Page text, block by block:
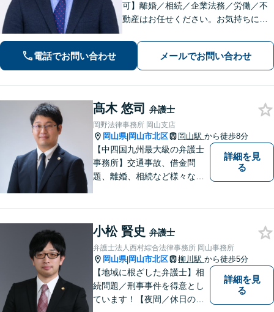
可】離婚／相続／企業法務／労働／不
動産はお任せください。お気持ちに寄
「こんなこと弁護士に相談してもいい
のかな」と思うこともまずはご相談く
ださい。【夜間・休日相談可能】
電話でお問い合わせ メールでお問い合わせ
髙木 悠司 弁護士
岡野法律事務所 岡山支店
岡山県|岡山市北区 岡山駅 から徒歩8分
【中四国九州最大級の弁護士
事務所】交通事故、借金問
題、離婚、相続など様々な問
い！
詳細を見
る
小松 賢史 弁護士
弁護士法人西村綜合法律事務所 岡山事務所
岡山県|岡山市北区 柳川駅 から徒歩5分
【地域に根ざした弁護士】相
続問題／刑事事件を得意とし
ています！【夜間／休日の相
詳細を見
る